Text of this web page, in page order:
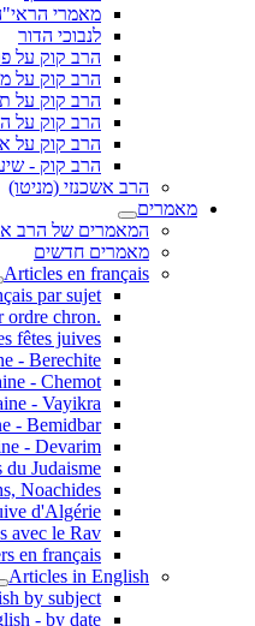
מאמרי
לנבוכי הדור
הרב קוק על
הרב קוק על
הרב קוק על
הרב קוק על
הרב קוק על
הרב קוק -
הרב אשכנזי (מניטו)
מאמרים
המאמרים של הרב
מאמרים חדשים
Articles en français
par sujet
.Articles en français - par ordre chron
fêtes juives
- Berechite
- Chemot
- Vayikra
- Bemidbar
- Devarim
du Judaisme
Noachides
d'Algérie
avec le Rav
en français
Articles in English
by subject
- by date